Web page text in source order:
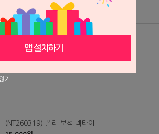
(NT260318) 폴리 보석 넥타이
15,900원
(NT260319) 폴리 보석 넥타이
기